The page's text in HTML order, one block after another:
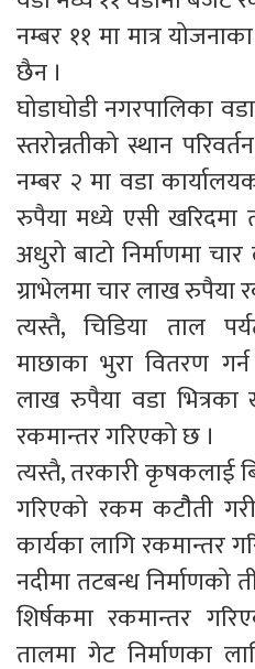
नम्बर ११ मा मात्र
छैन ।
घोडाघोडी नगरपालिका
स्तरोन्नतीको स्थान
नम्बर २ मा वडा
रुपैया मध्ये एसी
अधुरो बाटो निर्माणमा
ग्राभेलमा चार लाख रुपैया
त्यस्तै, चिडिया ताल
माछाका भुरा वितरण
लाख रुपैया वडा भित्रका
रकमान्तर गरिएको छ ।
त्यस्तै, तरकारी कृषकलाई
गरिएको रकम कटौैती
कार्यका लागि रकमान्तर
नदीमा तटबन्ध निर्माणको
शिर्षकमा रकमान्तर
तालमा गेट निर्माणका